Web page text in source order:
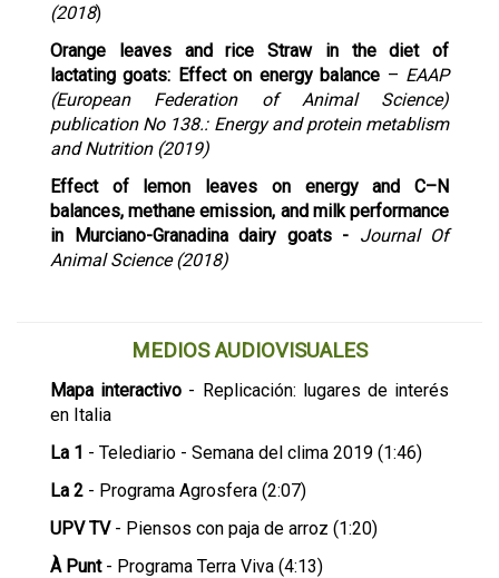
(2018)
Orange leaves and rice Straw in the diet of
lactating goats: Effect on energy balance – EAAP
(European Federation of Animal Science)
publication No 138.: Energy and protein metablism
and Nutrition (2019)
Effect of lemon leaves on energy and C–N
balances, methane emission, and milk performance
in Murciano-Granadina dairy goats - Journal Of
Animal Science (2018)
MEDIOS AUDIOVISUALES
Mapa interactivo - Replicación: lugares de interés
en Italia
La 1 - Telediario - Semana del clima 2019 (1:46)
La 2 - Programa Agrosfera (2:07)
UPV TV- Piensos con paja de arroz (1:20)
À Punt - Programa Terra Viva (4:13)